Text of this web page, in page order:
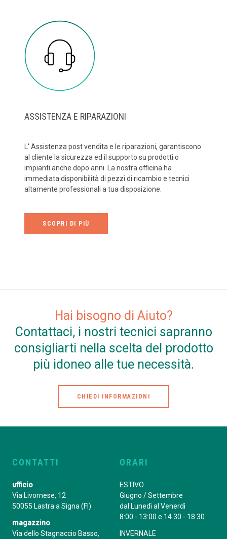
ASSISTENZA E RIPARAZIONI
L' Assistenza post vendita e le riparazioni, garantiscono
al cliente la sicurezza ed il supporto su prodotti o
impianti anche dopo anni. La nostra officina ha
immediata disponibilità di pezzi di ricambio e tecnici
altamente professionali a tua disposizione.
SCOPRI DI PIÙ
Hai bisogno di Aiuto?
Contattaci, i nostri tecnici sapranno
consigliarti nella scelta del prodotto
più idoneo alle tue necessità.
CHIEDI INFORMAZIONI
CONTATTI
ufficio
Via Livornese, 12
50055 Lastra a Signa (FI)
magazzino
Via dello Stagnaccio Basso,
ORARI
ESTIVO
Giugno / Settembre
dal Lunedì al Venerdì
8:00 - 13:00 e 14.30 - 18.30
INVERNALE